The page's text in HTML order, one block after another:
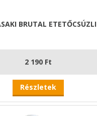
BRUTAL ETETŐCSÚZLI
2 190 Ft
Részletek